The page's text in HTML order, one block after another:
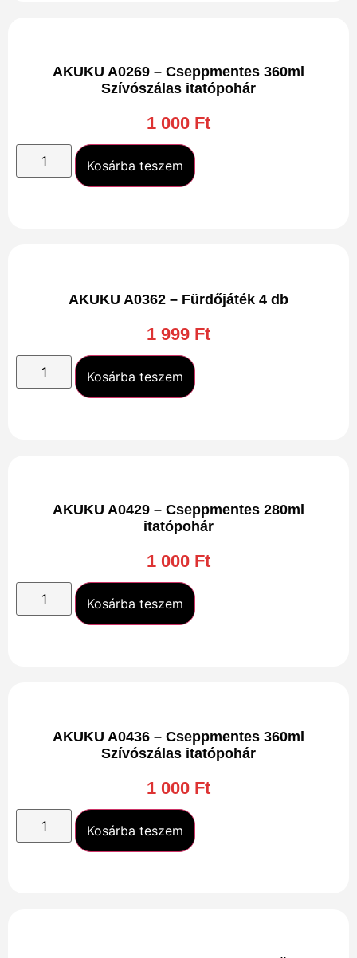
AKUKU A0269 – Cseppmentes 360ml
Szívószálas itatópohár
1 000 Ft
Kosárba teszem
AKUKU A0362 – Fürdőjáték 4 db
1 999 Ft
Kosárba teszem
AKUKU A0429 – Cseppmentes 280ml
itatópohár
1 000 Ft
Kosárba teszem
AKUKU A0436 – Cseppmentes 360ml
Szívószálas itatópohár
1 000 Ft
Kosárba teszem